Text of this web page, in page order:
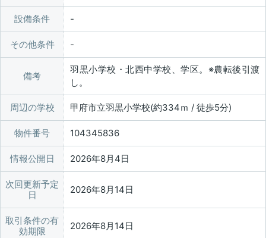
設備条件
その他条件
備考
羽黒小学校・北西中学校、学区。※農転後引渡
し。
周辺の学校 甲府市立羽黒小学校(約334ｍ / 徒歩5分)
物件番号 104345836
情報公開日 2026年8月4日
次回更新予定
日
2026年8月14日
取引条件の有
効期限
2026年8月14日